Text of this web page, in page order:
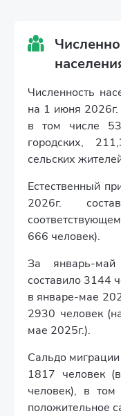
Численность
на 1 июня 2026г.
в том числе
городских,
сельских
Естественный
2026г.
666 человек).
За январь-
составило 3144
в январе-мае
2930 человек
мае 2025г.).
Сальдо
1817 человек
человек), в
положительное